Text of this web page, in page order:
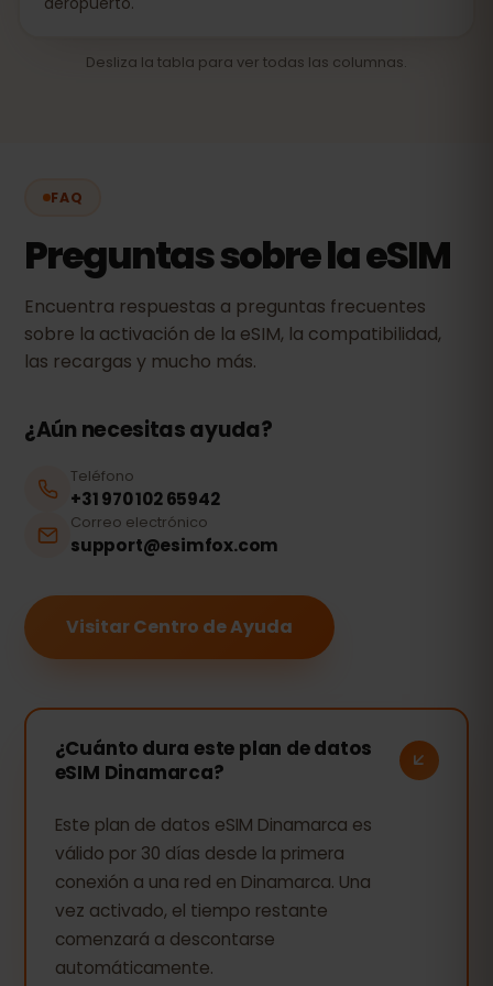
Desliza la tabla para ver todas las columnas.
FAQ
Preguntas sobre la eSIM
Encuentra respuestas a preguntas frecuentes
sobre la activación de la eSIM, la compatibilidad,
las recargas y mucho más.
¿Aún necesitas ayuda?
Teléfono
+31 970 102 65942
Correo electrónico
support@esimfox.com
Visitar Centro de Ayuda
¿Cuánto dura este plan de datos
eSIM Dinamarca?
Este plan de datos eSIM Dinamarca es
válido por 30 días desde la primera
conexión a una red en Dinamarca. Una
vez activado, el tiempo restante
comenzará a descontarse
automáticamente.